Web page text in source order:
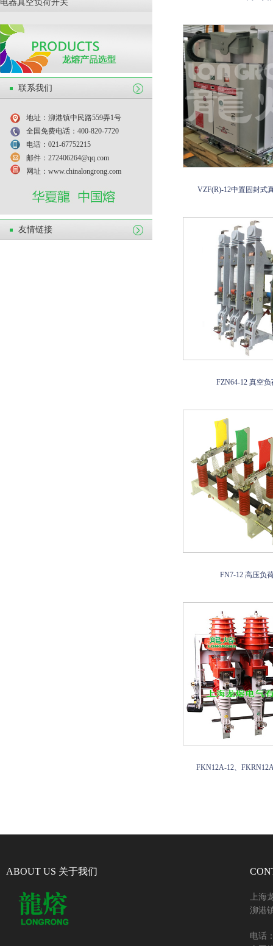
电器真空负荷开关
联系我们
地址：泖港镇中民路559弄1号
全国免费电话：400-820-7720
电话：021-67752215
邮件：272406264@qq.com
网址：www.chinalongrong.com
友情链接
VZF(R)-12中置固封式
FZN64-12 真空
FN7-12 高压负
FKN12A-12、
ABOUT US 关于我们
上海
泖港
电话